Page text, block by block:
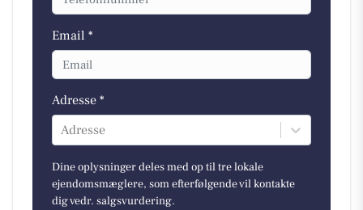
Email *
Adresse *
Adresse
Dine oplysninger deles med op til tre lokale
ejendomsmæglere, som efterfølgende vil kontakte
dig vedr. salgsvurdering.